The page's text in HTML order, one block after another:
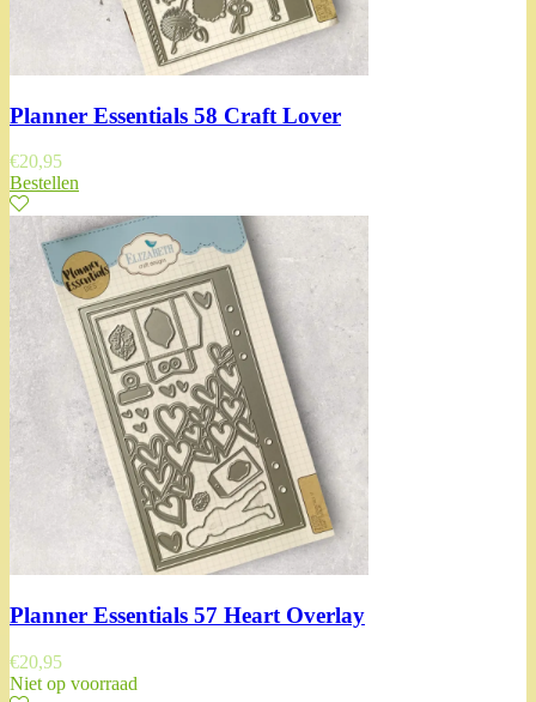
Planner Essentials 58 Craft Lover
€20,95
Bestellen
Planner Essentials 57 Heart Overlay
€20,95
Niet op voorraad